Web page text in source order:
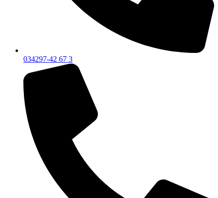
034297-42 67 3